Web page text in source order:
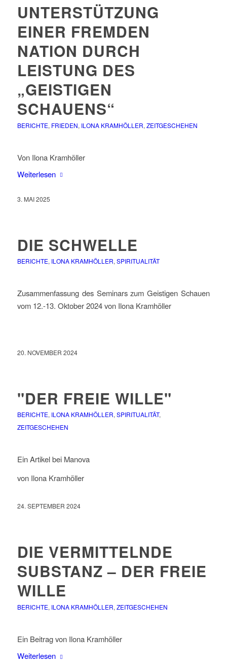
UNTERSTÜTZUNG
EINER FREMDEN
NATION DURCH
LEISTUNG DES
„GEISTIGEN
SCHAUENS“
BERICHTE, FRIEDEN, ILONA KRAMHÖLLER, ZEITGESCHEHEN
Von Ilona Kramhöller
Weiterlesen
3. MAI 2025
DIE SCHWELLE
BERICHTE, ILONA KRAMHÖLLER, SPIRITUALITÄT
Zusammenfassung des Seminars zum Geistigen Schauen
vom 12.-13. Oktober 2024 von Ilona Kramhöller
20. NOVEMBER 2024
"DER FREIE WILLE"
BERICHTE, ILONA KRAMHÖLLER, SPIRITUALITÄT,
ZEITGESCHEHEN
Ein Artikel bei Manova
von Ilona Kramhöller
24. SEPTEMBER 2024
DIE VERMITTELNDE
SUBSTANZ – DER FREIE
WILLE
BERICHTE, ILONA KRAMHÖLLER, ZEITGESCHEHEN
Ein Beitrag von Ilona Kramhöller
Weiterlesen